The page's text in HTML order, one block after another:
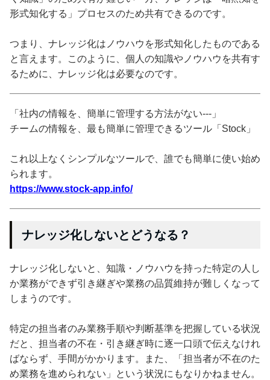
形式知化する」プロセスのため共有できるのです。
つまり、ナレッジ化はノウハウを形式知化したものである
と言えます。このように、個人の知識やノウハウを共有す
るために、ナレッジ化は必要なのです。
「社内の情報を、簡単に管理する方法がない---」
チームの情報を、最も簡単に管理できるツール「Stock」
これ以上なくシンプルなツールで、誰でも簡単に使い始め
られます。
https://www.stock-app.info/
ナレッジ化しないとどうなる？
ナレッジ化しないと、知識・ノウハウを持った特定の人し
か業務ができず引き継ぎや業務の品質維持が難しくなって
しまうのです。
特定の担当者のみ業務手順や判断基準を把握している状況
だと、担当者の不在・引き継ぎ時に逐一口頭で伝えなけれ
ばならず、手間がかかります。また、「担当者が不在のた
め業務を進められない」という状況にもなりかねません。